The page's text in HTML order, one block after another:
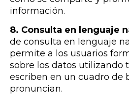
información.
8. Consulta en lenguaje
de consulta en lenguaje
permite a los usuarios
sobre los datos utilizando
escriben en un cuadro de
pronuncian.